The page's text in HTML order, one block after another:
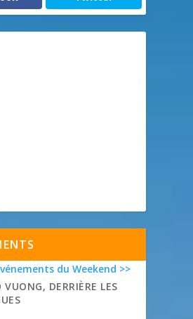
du Weekend >>
VUONG, DERRIÈRE LES